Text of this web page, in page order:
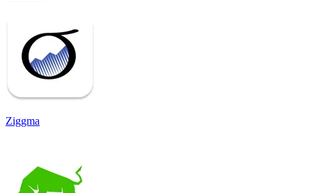
Ziggma